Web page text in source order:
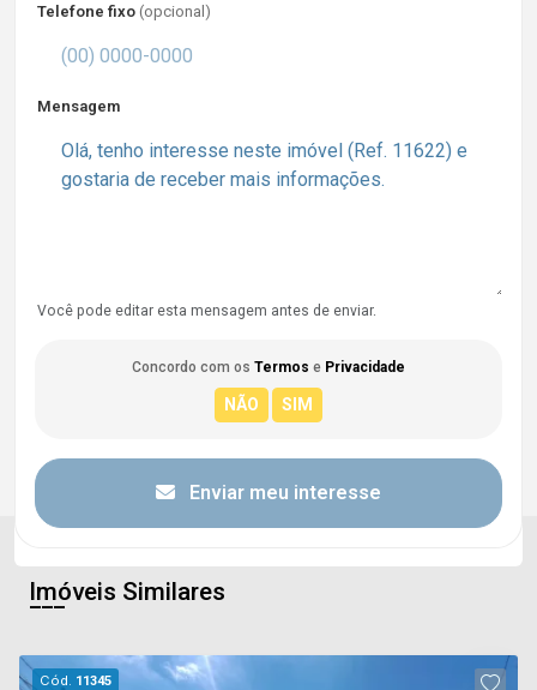
Telefone fixo (opcional)
Mensagem
Você pode editar esta mensagem antes de enviar.
Concordo com os Termos e Privacidade
Enviar meu interesse
Imóveis Similares
Cód. 11345